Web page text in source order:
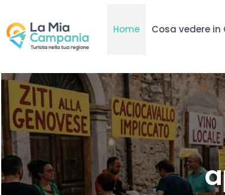
Home Cosa vedere